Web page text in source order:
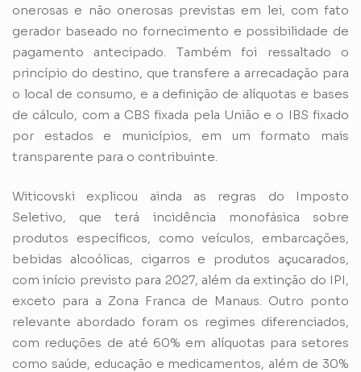
onerosas e não onerosas previstas em lei, com fato
gerador baseado no fornecimento e possibilidade de
pagamento antecipado. Também foi ressaltado o
princípio do destino, que transfere a arrecadação para
o local de consumo, e a definição de alíquotas e bases
de cálculo, com a CBS fixada pela União e o IBS fixado
por estados e municípios, em um formato mais
transparente para o contribuinte.
Witicovski explicou ainda as regras do Imposto
Seletivo, que terá incidência monofásica sobre
produtos específicos, como veículos, embarcações,
bebidas alcoólicas, cigarros e produtos açucarados,
com início previsto para 2027, além da extinção do IPI,
exceto para a Zona Franca de Manaus. Outro ponto
relevante abordado foram os regimes diferenciados,
com reduções de até 60% em alíquotas para setores
como saúde, educação e medicamentos, além de 30%